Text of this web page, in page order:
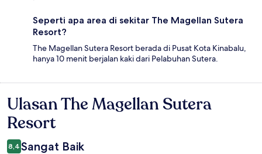
Seperti apa area di sekitar The Magellan Sutera
Resort?
The Magellan Sutera Resort berada di Pusat Kota Kinabalu,
hanya 10 menit berjalan kaki dari Pelabuhan Sutera.
Ulasan
Ulasan The Magellan Sutera
Resort
8,4 Sangat Baik